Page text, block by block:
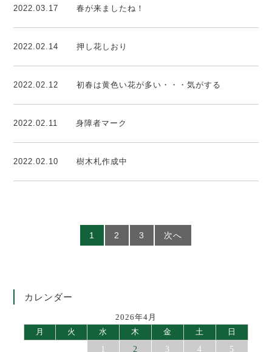
2022.03.17 春が来ましたね！
2022.02.14 押し花しおり
2022.02.12 初春は黄色い花が多い・・・気がする
2022.02.11 身障者マーク
2022.02.10 樹木札作成中
1 2 3 次へ
カレンダー
2026年4月
月
火 水 木 金 土
日
1
2 3 4
5